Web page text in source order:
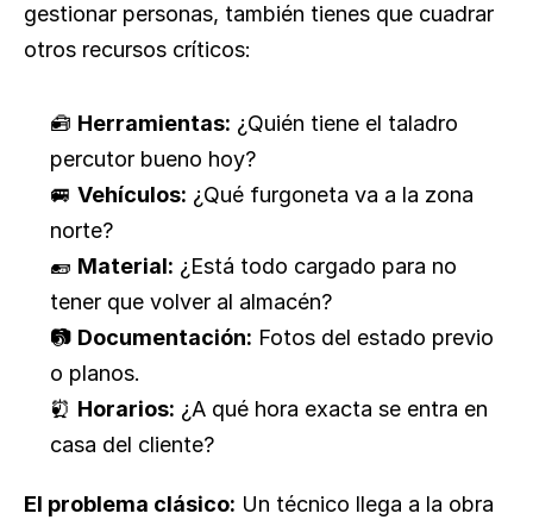
gestionar personas, también tienes que cuadrar
otros recursos críticos:
🧰 Herramientas: ¿Quién tiene el taladro
percutor bueno hoy?
🚐 Vehículos: ¿Qué furgoneta va a la zona
norte?
🧱 Material: ¿Está todo cargado para no
tener que volver al almacén?
📷 Documentación: Fotos del estado previo
o planos.
⏰ Horarios: ¿A qué hora exacta se entra en
casa del cliente?
El problema clásico: Un técnico llega a la obra